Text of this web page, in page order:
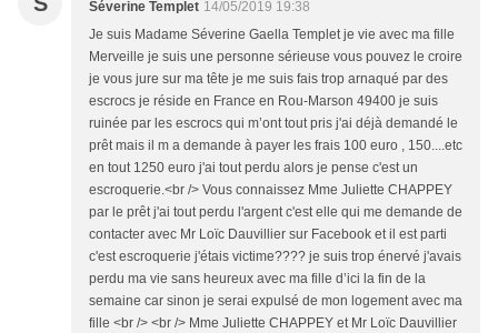
Séverine Templet 14/05/2019 19:38
Je suis Madame Séverine Gaella Templet je vie avec ma fille
Merveille je suis une personne sérieuse vous pouvez le croire
je vous jure sur ma tête je me suis fais trop arnaqué par des
escrocs je réside en France en Rou-Marson 49400 je suis
ruinée par les escrocs qui m’ont tout pris j'ai déjà demandé le
prêt mais il m a demande à payer les frais 100 euro , 150....etc
en tout 1250 euro j'ai tout perdu alors je pense c'est un
escroquerie.<br /> Vous connaissez Mme Juliette CHAPPEY
par le prêt j'ai tout perdu l'argent c'est elle qui me demande de
contacter avec Mr Loïc Dauvillier sur Facebook et il est parti
c'est escroquerie j'étais victime???? je suis trop énervé j'avais
perdu ma vie sans heureux avec ma fille d’ici la fin de la
semaine car sinon je serai expulsé de mon logement avec ma
fille <br /> <br /> Mme Juliette CHAPPEY et Mr Loïc Dauvillier